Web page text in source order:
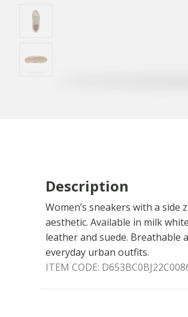
Description
Women’s sneakers with a
aesthetic. Available in milk
leather and suede. Breathable
everyday urban outfits.
ITEM CODE: